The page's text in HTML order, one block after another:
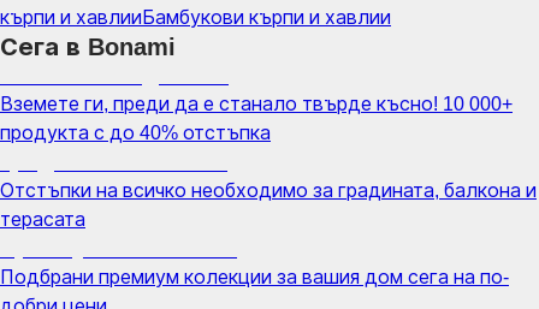
кърпи и хавлии Бамбукови кърпи и хавлии
Сега в Bonami
Вземете ги, преди да е станало твърде късно! 10 000+
продукта с до 40% отстъпка
Отстъпки на всичко необходимо за градината, балкона и
терасата
Подбрани премиум колекции за вашия дом сега на по-